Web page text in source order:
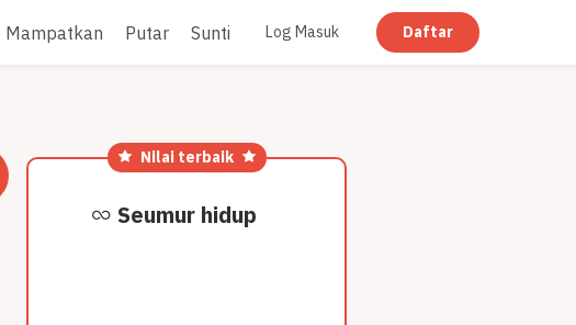
Mampatkan Putar Sunting Ratakan
Log Masuk Daftar
Seumur hidup
Nilai terbaik